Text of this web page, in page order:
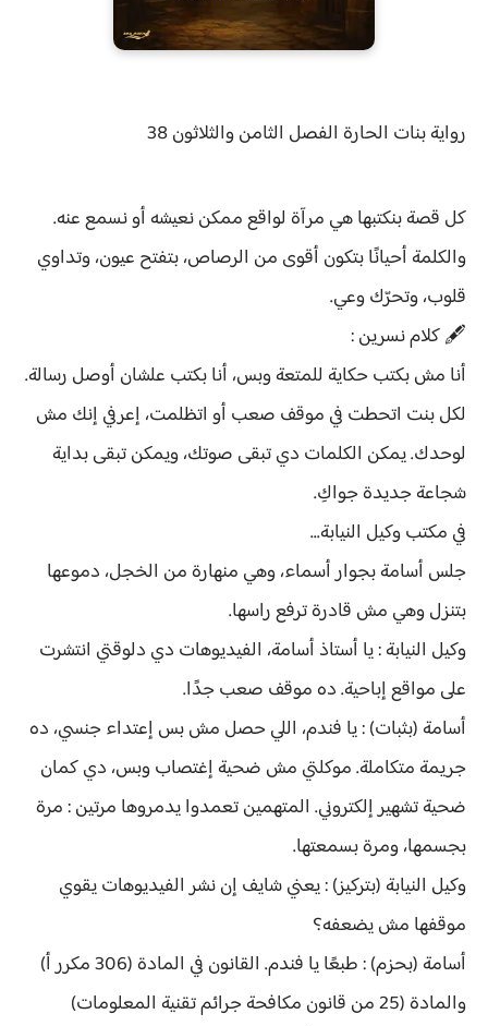
روايةبنات الحارة الفصل الثامن والثلاثون 38
كل قصة بنكتبها هي مرآة لواقع ممكن نعيشه أو نسمع عنه.
والكلمة أحيانًا بتكون أقوى من الرصاص، بتفتح عيون، وتداوي
قلوب، وتحرّك وعي.
🖋️ كلام نسرين :
أنا مش بكتب حكاية للمتعة وبس، أنا بكتب علشان أوصل رسالة.
لكل بنت اتحطت في موقف صعب أو اتظلمت، إعرفي إنك مش
لوحدك. يمكن الكلمات دي تبقى صوتك، ويمكن تبقى بداية
شجاعة جديدة جواكِ.
في مكتب وكيل النيابة...
جلس أسامة بجوار أسماء، وهي منهارة من الخجل، دموعها
بتنزل وهي مش قادرة ترفع راسها.
وكيل النيابة : يا أستاذ أسامة، الفيديوهات دي دلوقتي انتشرت
على مواقع إباحية. ده موقف صعب جدًا.
أسامة (بثبات) : يا فندم، اللي حصل مش بس إعتداء جنسي، ده
جريمة متكاملة. موكلتي مش ضحية إغتصاب وبس، دي كمان
ضحية تشهير إلكتروني. المتهمين تعمدوا يدمروها مرتين : مرة
بجسمها، ومرة بسمعتها.
وكيل النيابة (بتركيز) : يعني شايف إن نشر الفيديوهات يقوي
موقفها مش يضعفه؟
أسامة (بحزم) : طبعًا يا فندم. القانون في المادة (306 مكرر أ)
والمادة (25 من قانون مكافحة جرائم تقنية المعلومات)